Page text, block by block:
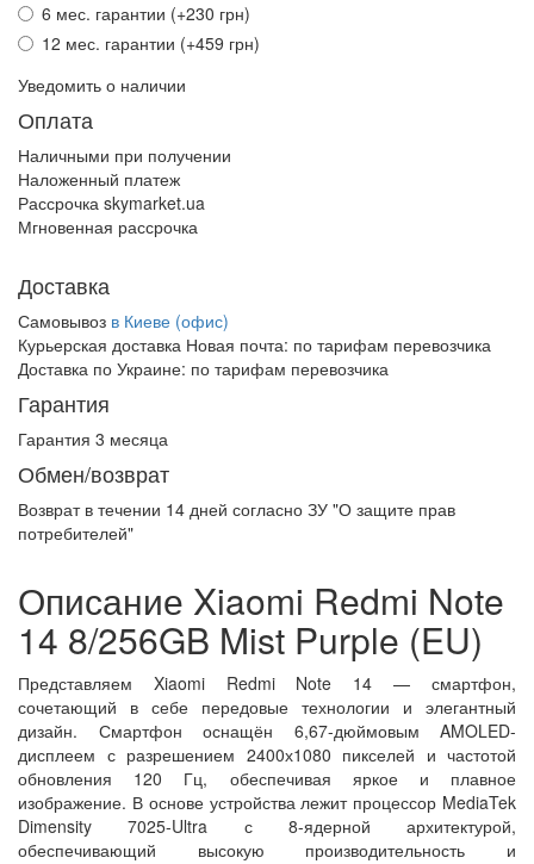
6 мес. гарантии (+230 грн)
12 мес. гарантии (+459 грн)
Уведомить о наличии
Оплата
Наличными при получении
Наложенный платеж
Рассрочка skymarket.ua
Мгновенная рассрочка
Доставка
Самовывоз в Киеве (офис)
Курьерская доставка Новая почта: по тарифам перевозчика
Доставка по Украине: по тарифам перевозчика
Гарантия
Гарантия 3 месяца
Обмен/возврат
Возврат в течении 14 дней согласно ЗУ "О защите прав
потребителей"
Описание Xiaomi Redmi Note
14 8/256GB Mist Purple (EU)
Представляем Xiaomi Redmi Note 14 — смартфон,
сочетающий в себе передовые технологии и элегантный
дизайн. Смартфон оснащён 6,67-дюймовым AMOLED-
дисплеем с разрешением 2400х1080 пикселей и частотой
обновления 120 Гц, обеспечивая яркое и плавное
изображение. В основе устройства лежит процессор MediaTek
Dimensity 7025-Ultra с 8-ядерной архитектурой,
обеспечивающий высокую производительность и